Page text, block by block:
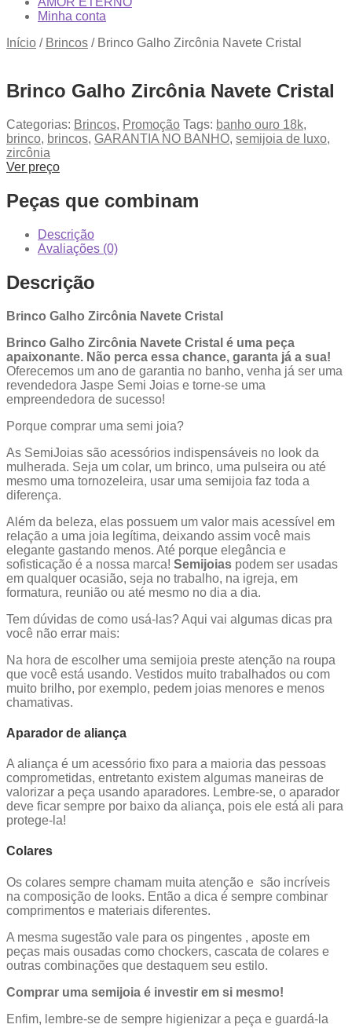
Minha conta
Início / Brincos / Brinco Galho Zircônia Navete Cristal
Brinco Galho Zircônia Navete Cristal
Categorias: Brincos, Promoção Tags: banho ouro 18k,
brinco, brincos, GARANTIA NO BANHO, semijoia de luxo,
zircônia
Ver preço
Peças que combinam
Descrição
Avaliações (0)
Descrição
Brinco Galho Zircônia Navete Cristal
Brinco Galho Zircônia Navete Cristal é uma peça
apaixonante. Não perca essa chance, garanta já a sua!
Oferecemos um ano de garantia no banho, venha já ser uma
revendedora Jaspe Semi Joias e torne-se uma
empreendedora de sucesso!
Porque comprar uma semi joia?
As SemiJoias são acessórios indispensáveis no look da
mulherada. Seja um colar, um brinco, uma pulseira ou até
mesmo uma tornozeleira, usar uma semijoia faz toda a
diferença.
Além da beleza, elas possuem um valor mais acessível em
relação a uma joia legítima, deixando assim você mais
elegante gastando menos. Até porque elegância e
sofisticação é a nossa marca! Semijoias podem ser usadas
em qualquer ocasião, seja no trabalho, na igreja, em
formatura, reunião ou até mesmo no dia a dia.
Tem dúvidas de como usá-las? Aqui vai algumas dicas pra
você não errar mais:
Na hora de escolher uma semijoia preste atenção na roupa
que você está usando. Vestidos muito trabalhados ou com
muito brilho, por exemplo, pedem joias menores e menos
chamativas.
Aparador de aliança
A aliança é um acessório fixo para a maioria das pessoas
comprometidas, entretanto existem algumas maneiras de
valorizar a peça usando aparadores. Lembre-se, o aparador
deve ficar sempre por baixo da aliança, pois ele está ali para
protege-la!
Colares
Os colares sempre chamam muita atenção e são incríveis
na composição de looks. Então a dica é sempre combinar
comprimentos e materiais diferentes.
A mesma sugestão vale para os pingentes , aposte em
peças mais ousadas como chockers, cascata de colares e
outras combinações que destaquem seu estilo.
Comprar uma semijoia é investir em si mesmo!
Enfim, lembre-se de sempre higienizar a peça e guardá-la